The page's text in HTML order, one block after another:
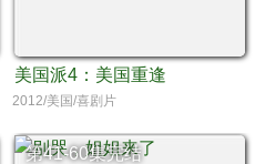
美国派4：美国重逢
2012/美国/喜剧片
第41-60集完结